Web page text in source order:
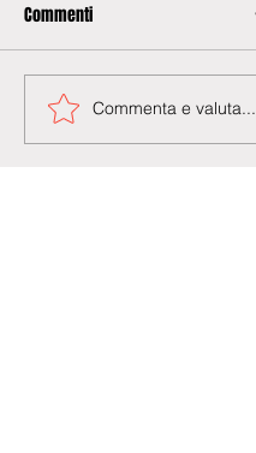
Commenti
Commenta e valuta...